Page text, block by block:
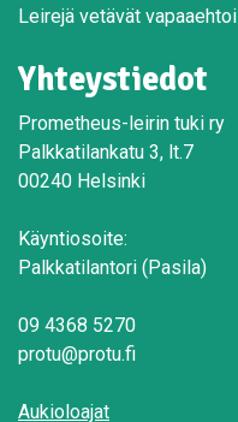
Leirejä vetävät
Yhteystiedot
Prometheus-leirin tuki ry
Palkkatilankatu 3, lt.7
00240 Helsinki
Käyntiosoite:
Palkkatilantori (Pasila)
09 4368 5270
protu@protu.fi
Aukioloajat